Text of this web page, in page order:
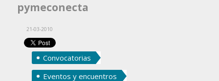
pymeconecta
21-03-2010
Convocatorias
Eventos y encuentros